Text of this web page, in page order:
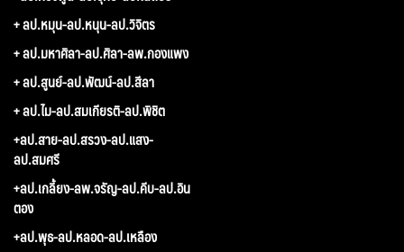
+ ลป.หมุน-ลป.หนุน-ลป.วิจิตร
+ ลป.มหาศิลา-ลป.ศิลา-ลพ.กองแพง
+ ลป.สูนย์-ลป.พัฒน์-ลป.สีลา
+ ลป.ไม-ลป.สมเกียรติ-ลป.พิชิต
+ลป.สาย-ลป.สรวง-ลป.แสง-
ลป.สมศรี
+ลป.เกลี้ยง-ลพ.จรัญ-ลป.คีบ-ลป.อิน
ตอง
+ลป.พุธ-ลป.หลอด-ลป.เหลือง